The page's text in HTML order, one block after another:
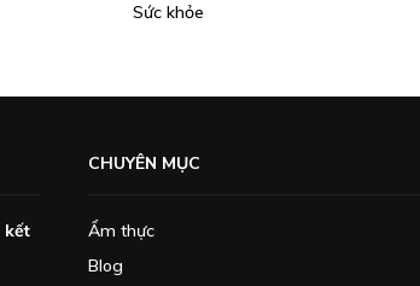
Sức khỏe
kết
CHUYÊN MỤC
Ẩm thực
Blog